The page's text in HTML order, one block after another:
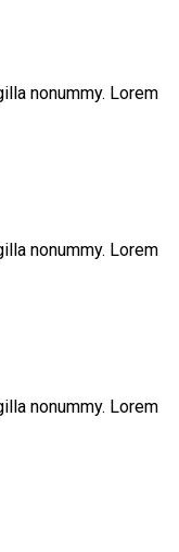
nonummy. Lorem
nonummy. Lorem
nonummy. Lorem